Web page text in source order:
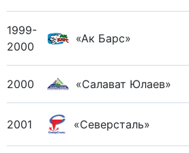
1999-
2000
«Ак Барс»
2000 «Салават Юлаев»
2001 «Северсталь»